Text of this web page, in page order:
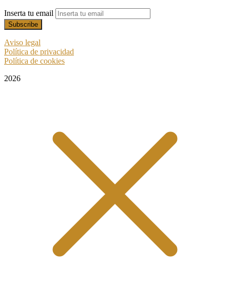
Inserta tu email
Aviso legal
Política de privacidad
Política de cookies
2026